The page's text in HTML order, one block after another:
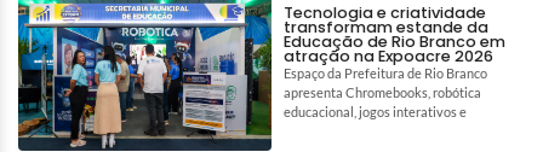
Tecnologia e criatividade
transformam estande da
Educação de Rio Branco em
atração na Expoacre 2026
Espaço da Prefeitura de Rio Branco
apresenta Chromebooks, robótica
educacional, jogos interativos e